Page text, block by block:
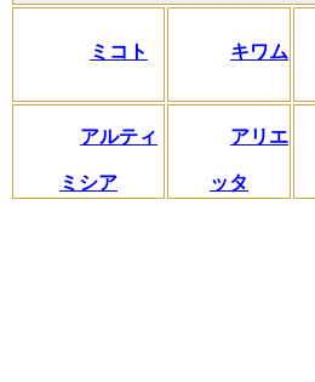
ミコト キワム
アルティ
ミシア
アリエ
ッタ